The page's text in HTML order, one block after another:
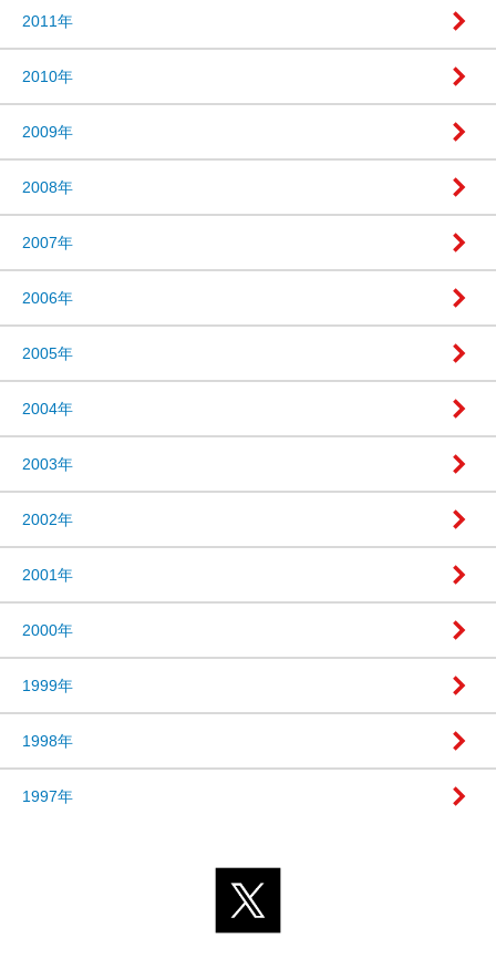
2011年
2010年
2009年
2008年
2007年
2006年
2005年
2004年
2003年
2002年
2001年
2000年
1999年
1998年
1997年